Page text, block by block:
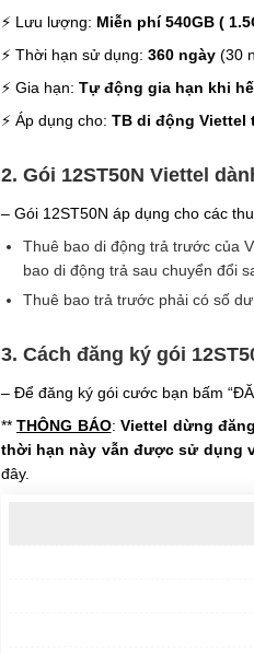
⚡ Lưu lượng: Miễn phí 540GB (
⚡ Thời hạn sử dụng: 360 ngày(30
⚡ Gia hạn: Tự động gia hạn khi
⚡ Áp dụng cho: TB di động Viettel
2. Gói 12ST50N Viettel
– Gói 12ST50N áp dụng cho các
Thuê bao di động trả trước của
bao di động trả sau chuyển đổi
Thuê bao trả trước phải có số
3. Cách đăng ký gói
– Để đăng ký gói cước bạn bấm
** THÔNG BÁO: Viettel dừng
thời hạn này vẫn được sử dụng
đây.